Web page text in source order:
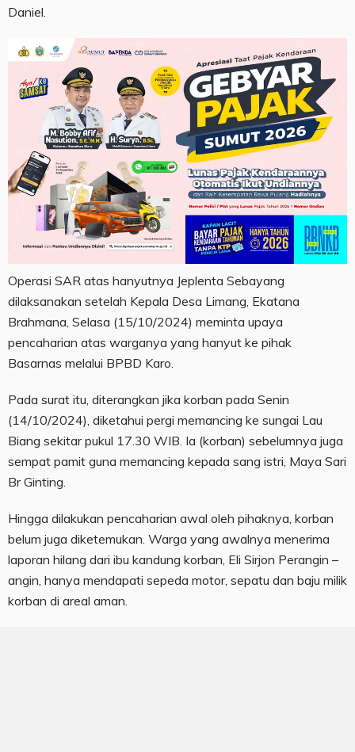
Daniel.
Operasi SAR atas hanyutnya Jeplenta Sebayang
dilaksanakan setelah Kepala Desa Limang, Ekatana
Brahmana, Selasa (15/10/2024) meminta upaya
pencaharian atas warganya yang hanyut ke pihak
Basarnas melalui BPBD Karo.
Pada surat itu, diterangkan jika korban pada Senin
(14/10/2024), diketahui pergi memancing ke sungai Lau
Biang sekitar pukul 17.30 WIB. Ia (korban) sebelumnya juga
sempat pamit guna memancing kepada sang istri, Maya Sari
Br Ginting.
Hingga dilakukan pencaharian awal oleh pihaknya, korban
belum juga diketemukan. Warga yang awalnya menerima
laporan hilang dari ibu kandung korban, Eli Sirjon Perangin –
angin, hanya mendapati sepeda motor, sepatu dan baju milik
korban di areal aman.